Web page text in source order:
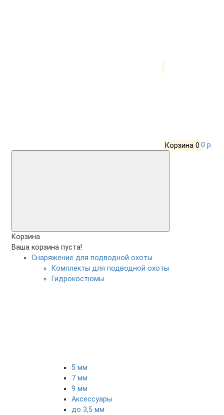
Корзина 0 0 р.
Корзина
Ваша корзина пуста!
Снаряжение для подводной охоты
Комплекты для подводной охоты
Гидрокостюмы
5 мм
7 мм
9 мм
Аксессуары
до 3,5 мм